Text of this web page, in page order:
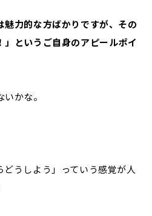
力的な方ばかりですが、その
というご自身のアピールポイ
かな。
うしよう」っていう感覚が人